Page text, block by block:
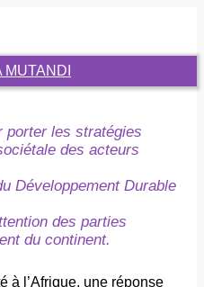
porter les stratégies
des acteurs
Développement Durable
des parties
du continent.